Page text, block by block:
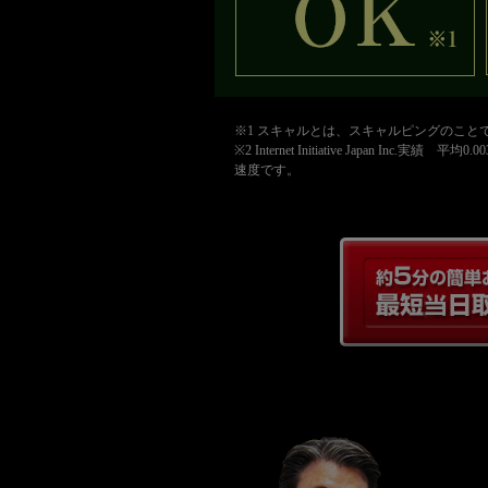
※1 スキャルとは、スキャルピングのこと
※2 Internet Initiative Japan Inc.実績 平均
速度です。